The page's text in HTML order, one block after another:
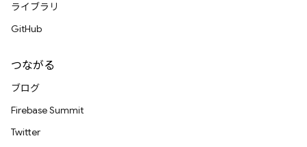
ライブラリ
GitHub
つながる
ブログ
Firebase Summit
Twitter